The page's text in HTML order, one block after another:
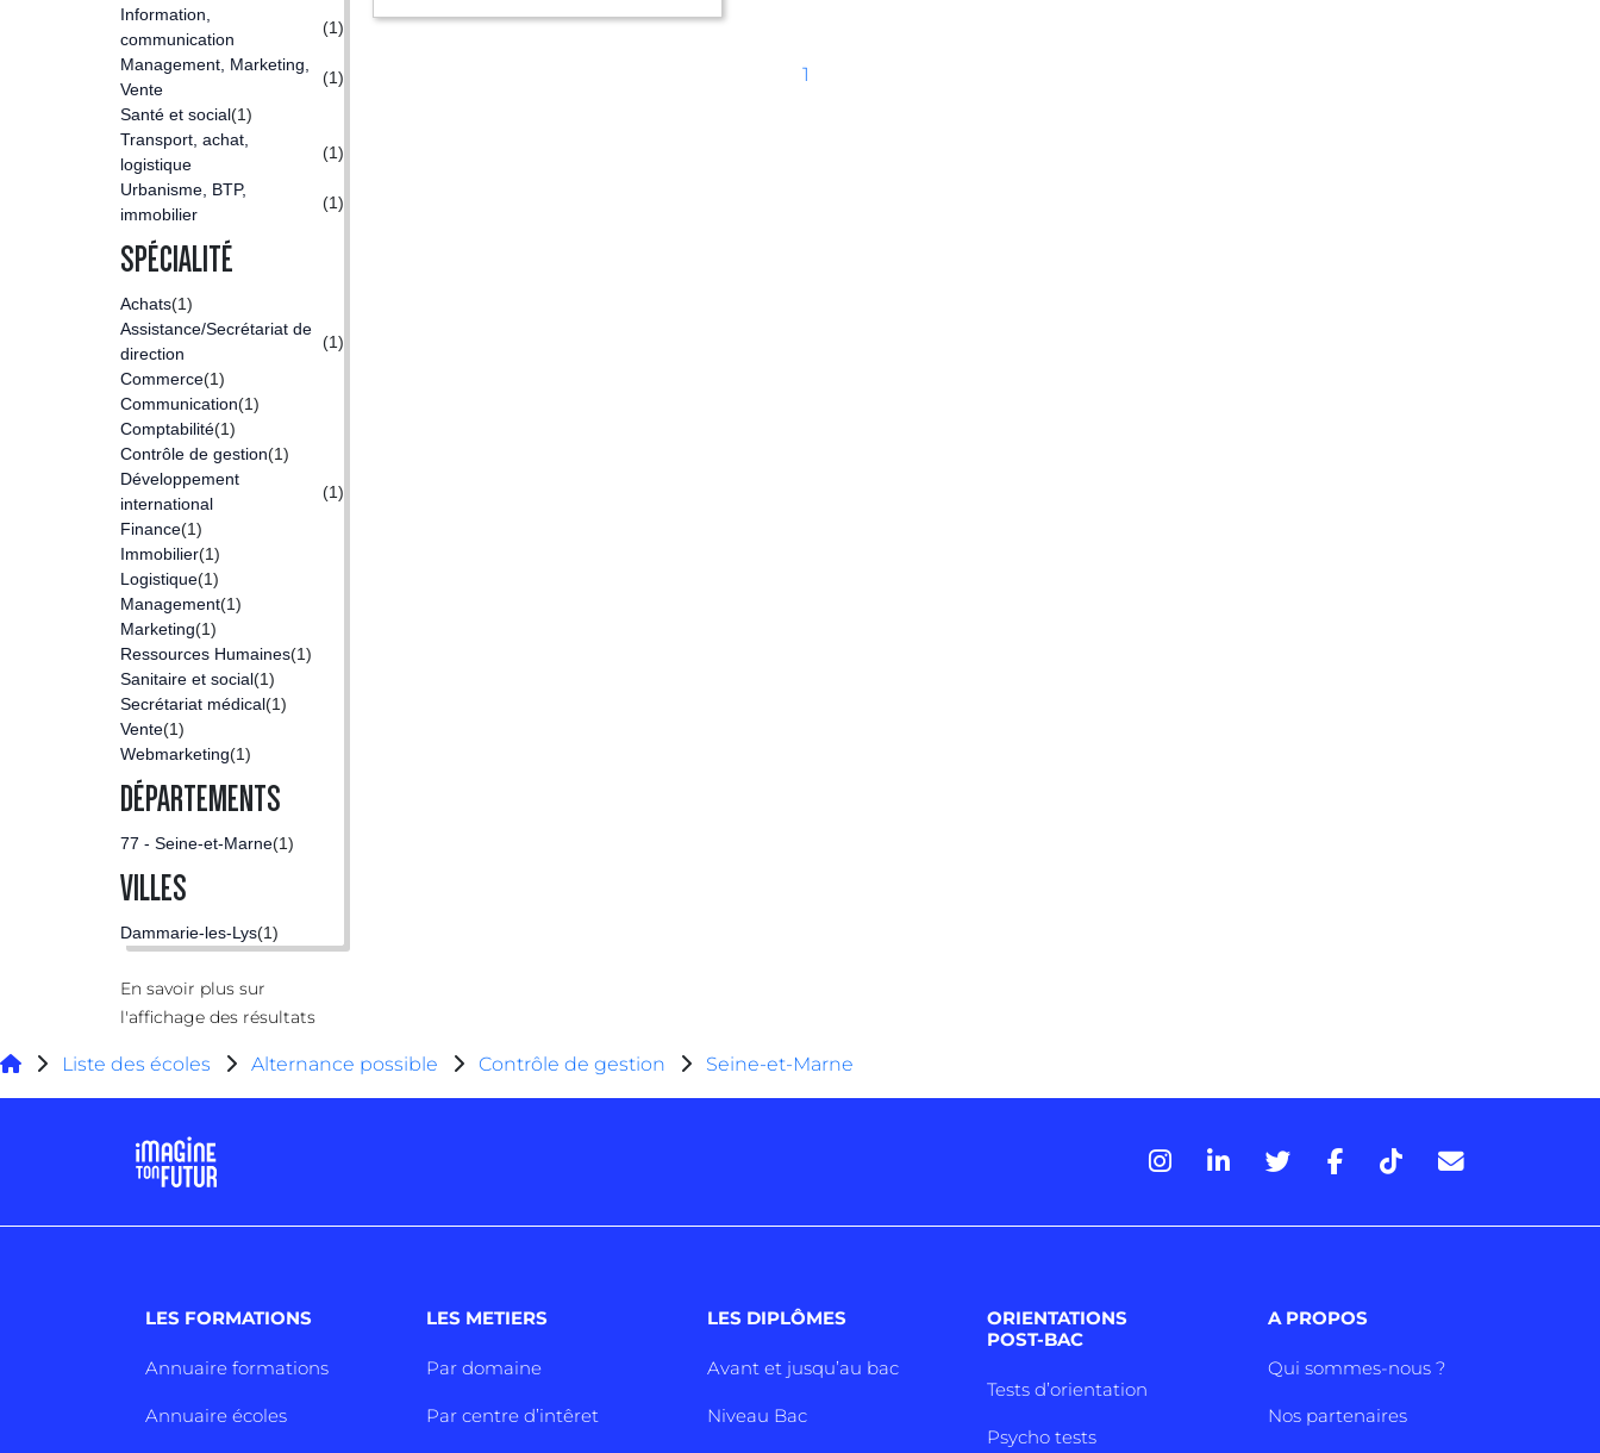
Information,
communication
(1)
Management, Marketing,
Vente
(1)
Santé et social(1)
Transport, achat,
logistique
(1)
Urbanisme, BTP,
immobilier
(1)
SPÉCIALITÉ
Achats(1)
Assistance/Secrétariat de
direction
(1)
Commerce(1)
Communication(1)
Comptabilité(1)
Contrôle de gestion(1)
Développement
international
(1)
Finance(1)
Immobilier(1)
Logistique(1)
Management(1)
Marketing(1)
Ressources Humaines(1)
Sanitaire et social(1)
Secrétariat médical(1)
Vente(1)
Webmarketing(1)
DÉPARTEMENTS
77 - Seine-et-Marne(1)
VILLES
Dammarie-les-Lys(1)
En savoir plus sur
l'affichage des résultats
1
Liste des écoles Alternance possible Contrôle de gestion Seine-et-Marne
LES FORMATIONS
Annuaire formations
Annuaire écoles
LES METIERS
Par domaine
Par centre d’intêret
LES DIPLÔMES
Avant et jusqu’au bac
Niveau Bac
ORIENTATIONS
POST-BAC
Tests d’orientation
Psycho tests
A PROPOS
Qui sommes-nous ?
Nos partenaires